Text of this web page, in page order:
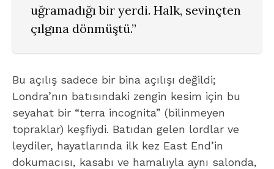
uğramadığı bir yerdi. Halk, sevinçten
çılgına dönmüştü.”
Bu açılış sadece bir bina açılışı değildi;
Londra’nın batısındaki zengin kesim için bu
seyahat bir “terra incognita” (bilinmeyen
topraklar) keşfiydi. Batıdan gelen lordlar ve
leydiler, hayatlarında ilk kez East End’in
dokumacısı, kasabı ve hamalıyla aynı salonda,